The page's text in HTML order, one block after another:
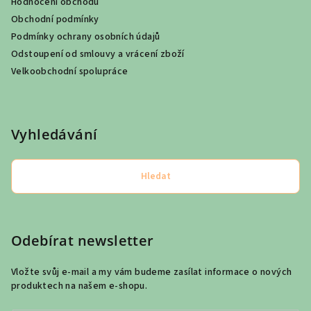
Obchodní podmínky
Podmínky ochrany osobních údajů
Odstoupení od smlouvy a vrácení zboží
Velkoobchodní spolupráce
Vyhledávání
Hledat
Odebírat newsletter
Vložte svůj e-mail a my vám budeme zasílat informace o nových
produktech na našem e-shopu.